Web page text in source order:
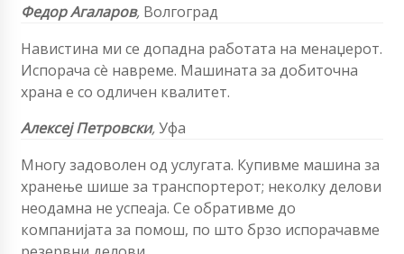
Федор Агаларов, Волгоград
Навистина ми се допадна работата на менаџерот.
Испорача сè навреме. Машината за добиточна
храна е со одличен квалитет.
Алексеј Петровски,Уфа
Многу задоволен од услугата. Купивме машина за
хранење шише за транспортерот; неколку делови
неодамна не успеаја. Се обративме до
компанијата за помош, по што брзо испорачавме